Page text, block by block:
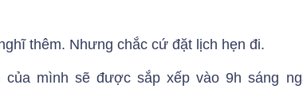
thêm. Nhưng chắc cứ đặt lịch hẹn đi.
của mình sẽ được sắp xếp vào 9h sáng